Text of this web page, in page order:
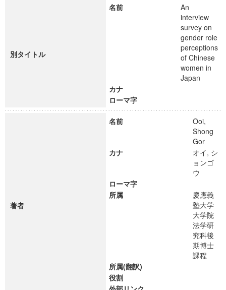
別タイトル
名前
An
interview
survey on
gender role
perceptions
of Chinese
women in
Japan
カナ
ローマ字
著者
名前
Ooi,
Shong
Gor
カナ
オイ, シ
ョンゴ
ウ
ローマ字
所属
慶應義
塾大学
大学院
法学研
究科後
期博士
課程
所属(翻訳)
役割